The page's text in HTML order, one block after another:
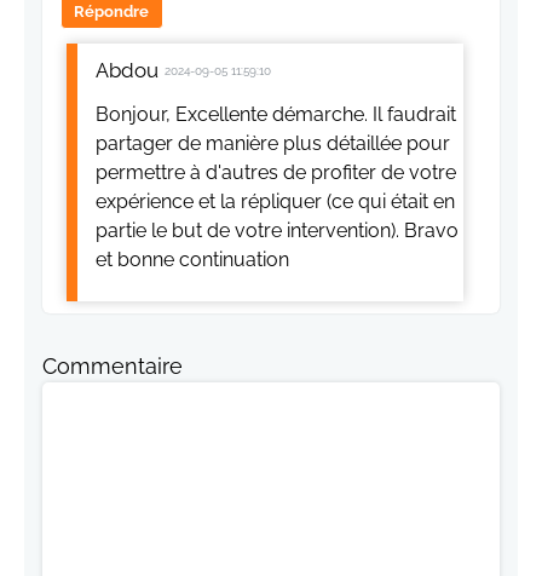
Répondre
Abdou 2024-09-05 11:59:10
Bonjour, Excellente démarche. Il faudrait
partager de manière plus détaillée pour
permettre à d'autres de profiter de votre
expérience et la répliquer (ce qui était en
partie le but de votre intervention). Bravo
et bonne continuation
Commentaire